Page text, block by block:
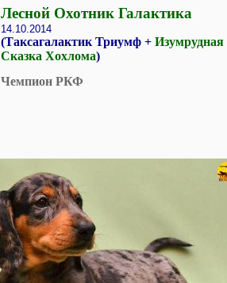
Лесной Охотник Галактика
14.10.2014
(Таксагалактик Триумф + Изумрудная
Сказка Хохлома)
Чемпион РКФ